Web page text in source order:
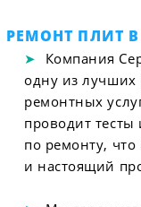
РЕМОНТ ПЛИТ
Компания
одну из
ремонтных
проводит тесты
по ремонту, что
и настоящий